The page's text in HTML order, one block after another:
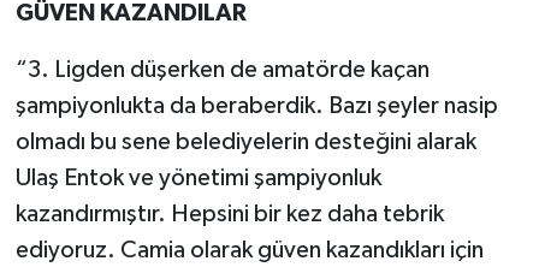
GÜVEN KAZANDILAR
“3. Ligden düşerken de amatörde kaçan
şampiyonlukta da beraberdik. Bazı şeyler nasip
olmadı bu sene belediyelerin desteğini alarak
Ulaş Entok ve yönetimi şampiyonluk
kazandırmıştır. Hepsini bir kez daha tebrik
ediyoruz. Camia olarak güven kazandıkları için